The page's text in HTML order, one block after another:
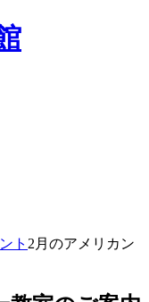
ト 2月のアメリカン